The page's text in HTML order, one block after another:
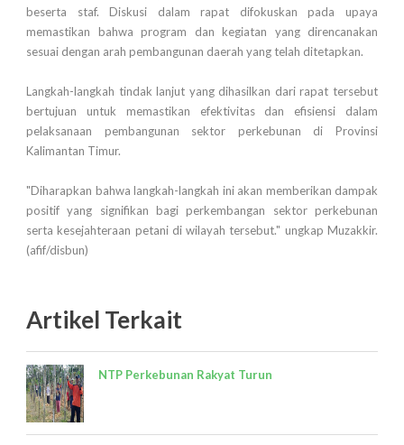
beserta staf. Diskusi dalam rapat difokuskan pada upaya
memastikan bahwa program dan kegiatan yang direncanakan
sesuai dengan arah pembangunan daerah yang telah ditetapkan.
Langkah-langkah tindak lanjut yang dihasilkan dari rapat tersebut
bertujuan untuk memastikan efektivitas dan efisiensi dalam
pelaksanaan pembangunan sektor perkebunan di Provinsi
Kalimantan Timur.
"Diharapkan bahwa langkah-langkah ini akan memberikan dampak
positif yang signifikan bagi perkembangan sektor perkebunan
serta kesejahteraan petani di wilayah tersebut." ungkap Muzakkir.
(afif/disbun)
Artikel Terkait
NTP Perkebunan Rakyat Turun